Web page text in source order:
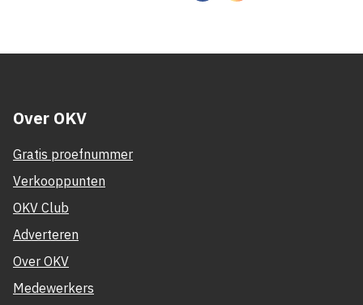
Over OKV
Gratis proefnummer
Verkooppunten
OKV Club
Adverteren
Over OKV
Medewerkers